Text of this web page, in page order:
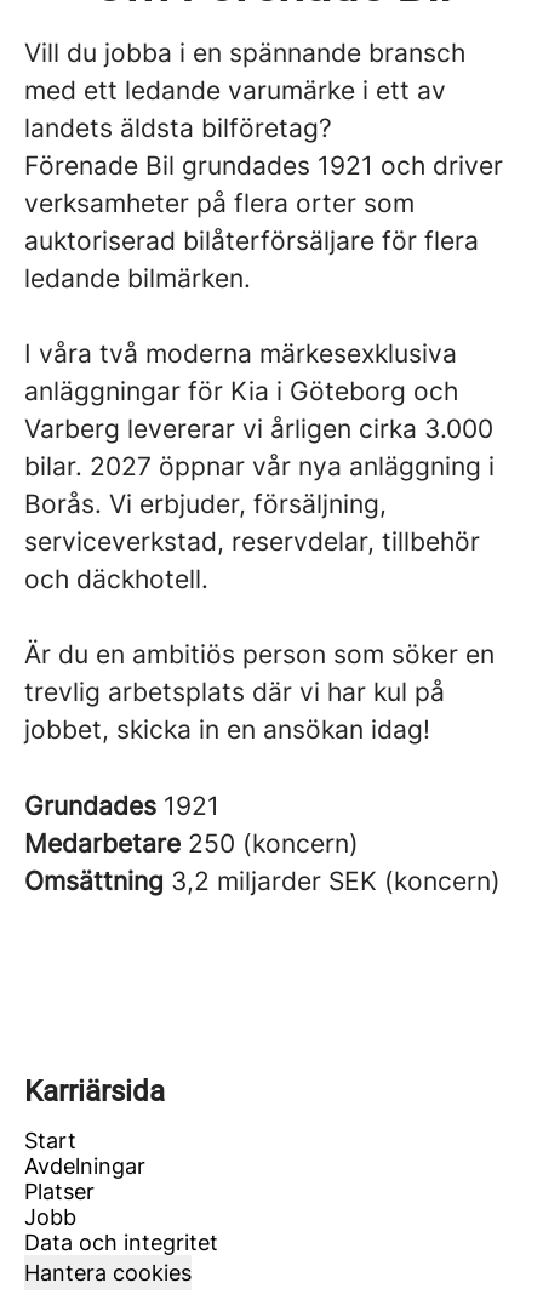
Vill du jobba i en spännande bransch
med ett ledande varumärke i ett av
landets äldsta bilföretag?
Förenade Bil grundades 1921 och driver
verksamheter på flera orter som
auktoriserad bilåterförsäljare för flera
ledande bilmärken.
I våra två moderna märkesexklusiva
anläggningar för Kia i Göteborg och
Varberg levererar vi årligen cirka 3.000
bilar. 2027 öppnar vår nya anläggning i
Borås. Vi erbjuder, försäljning,
serviceverkstad, reservdelar, tillbehör
och däckhotell.
Är du en ambitiös person som söker en
trevlig arbetsplats där vi har kul på
jobbet, skicka in en ansökan idag!
Grundades 1921
Medarbetare 250 (koncern)
Omsättning 3,2 miljarder SEK (koncern)
Karriärsida
Start
Avdelningar
Platser
Jobb
Data och integritet
Hantera cookies